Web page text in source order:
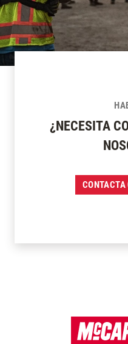
¿NECESITA
CONTACTA